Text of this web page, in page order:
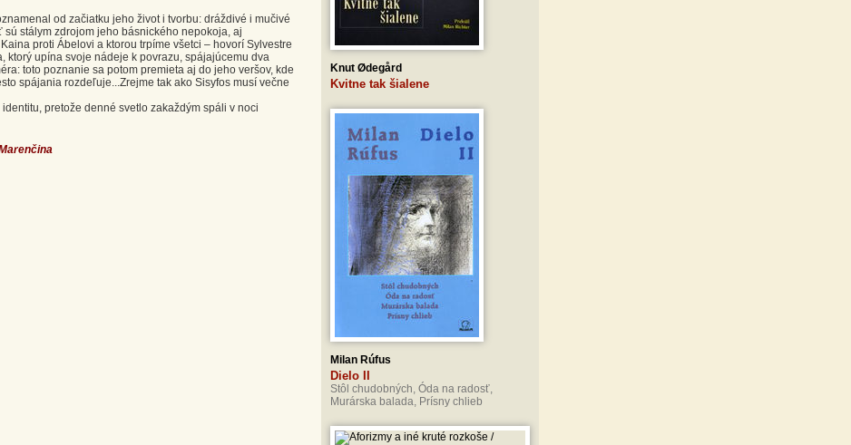
od začiatku jeho život i tvorbu: dráždivé i mučivé
stálym zdrojom jeho básnického nepokoja, aj
proti Ábelovi a ktorou trpíme všetci – hovorí Sylvestre
ktorý upína svoje nádeje k povrazu, spájajúcemu dva
toto poznanie sa potom premieta aj do jeho veršov, kde
spájania rozdeľuje...Zrejme tak ako Sisyfos musí večne
pretože denné svetlo zakaždým spáli v noci
Knut Ødegård
Kvitne tak šialene
Milan Rúfus
Dielo II
Stôl chudobných, Óda na radosť,
Murárska balada, Prísny chlieb